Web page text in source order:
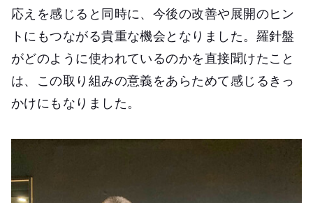
応えを感じると同時に、今後の改善や展開のヒン
トにもつながる貴重な機会となりました。羅針盤
がどのように使われているのかを直接聞けたこと
は、この取り組みの意義をあらためて感じるきっ
かけにもなりました。